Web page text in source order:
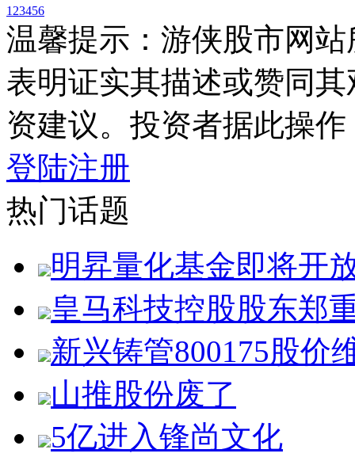
1 23456
温馨提示：游侠股市网
表明证实其描述或赞同
资建议。投资者据此操
登陆注册
热门话题
明昇量化基金即将开
皇马科技控股股东郑
新兴铸管800175股价
山推股份废了
5亿进入锋尚文化